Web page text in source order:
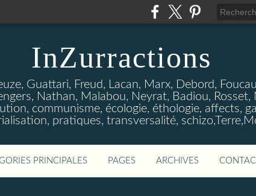
InZurractions
Guattari, Freud, Lacan, Marx, Debord,
Nathan, Malabou, Neyrat, Badiou, Rosset,
communisme, écologie, éthologie, affects,
pratiques, transversalité,
PRINCIPALES PAGES ARCHIVES